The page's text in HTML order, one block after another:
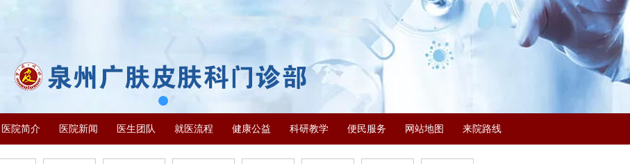
医院简介 医院新闻 医生团队 就医流程 健康公益 科研教学 便民服务 网站地图 来院路线